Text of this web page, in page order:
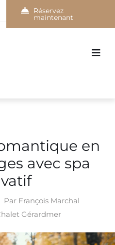
Réservez
maintenant
en
avec spa
Par François Marchal
Gérardmer